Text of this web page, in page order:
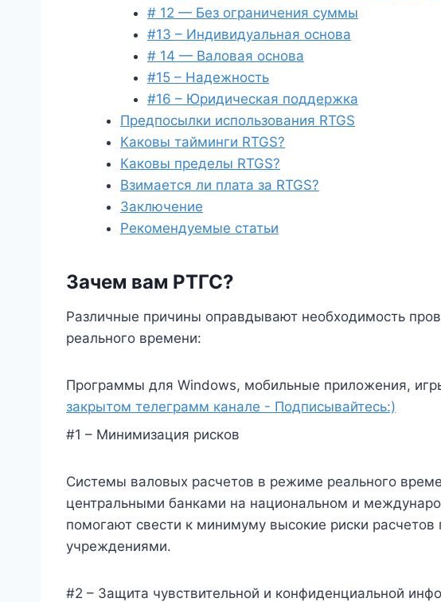
# 12 — Без ограничения суммы
#13 – Индивидуальная основа
# 14 — Валовая основа
#15 – Надежность
#16 – Юридическая поддержка
Предпосылки использования RTGS
Каковы тайминги RTGS?
Каковы пределы RTGS?
Взимается ли плата за RTGS?
Заключение
Рекомендуемые статьи
Зачем вам РТГС?
Различные причины оправдывают необходимость
реального времени:
Программы для Windows, мобильные приложения,
закрытом телеграмм канале - Подписывайтесь:)
#1 – Минимизация рисков
Системы валовых расчетов в режиме реального
центральными банками на национальном и
помогают свести к минимуму высокие риски
учреждениями.
#2 – Защита чувствительной и конфиденциальной